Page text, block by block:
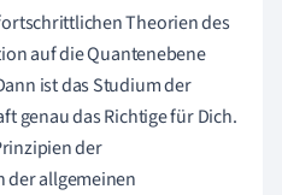
Theorien des
auf die Quantenebene
ist das Studium der
genau das Richtige für Dich.
der
der allgemeinen